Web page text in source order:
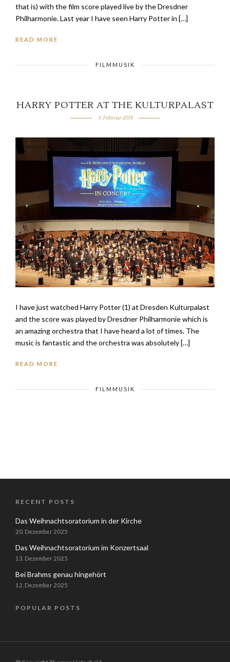
that is) with the film score played live by the Dresdner
Philharmonie. Last year I have seen Harry Potter in […]
READ MORE
FILMMUSIK
HARRY POTTER AT THE KULTURPALAST
3. Februar 2018
I have just watched Harry Potter (1) at Dresden Kulturpalast
and the score was played by Dresdner Philharmonie which is
an amazing orchestra that I have heard a lot of times. The
music is fantastic and the orchestra was absolutely […]
READ MORE
FILMMUSIK
RECENT POSTS
Das Weihnachtsoratorium in der Kirche
20. Dezember 2025
Das Weihnachtsoratorium im Konzertsaal
13. Dezember 2025
Bei Brahms genau hingehört
12. Dezember 2025
POPULAR POSTS